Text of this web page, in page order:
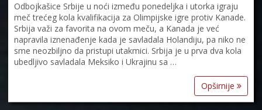
Odbojkašice Srbije u noći između ponedeljka i utorka igraju
meč trećeg kola kvalifikacija za Olimpijske igre protiv Kanade.
Srbija važi za favorita na ovom meču, a Kanada je već
napravila iznenađenje kada je savladala Holandiju, pa niko ne
sme neozbiljno da pristupi utakmici. Srbija je u prva dva kola
ubedljivo savladala Meksiko i Ukrajinu sa …
Opširnije